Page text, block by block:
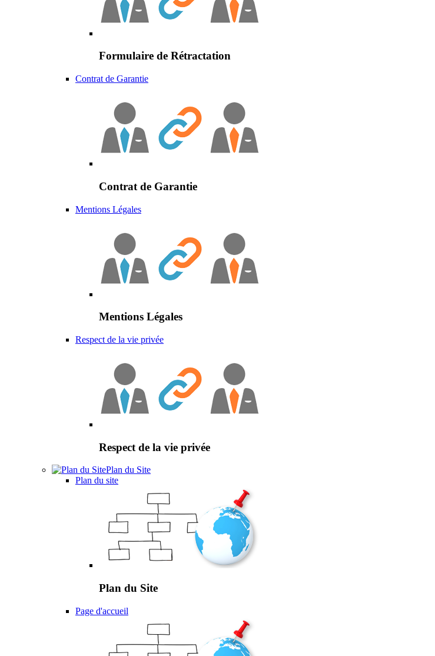
Formulaire de Rétractation
Contrat de Garantie
Contrat de Garantie
Mentions Légales
Mentions Légales
Respect de la vie privée
Respect de la vie privée
Plan du Site
Plan du site
Plan du Site
Page d'accueil